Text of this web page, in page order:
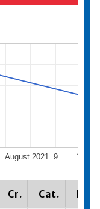
August 2021 9 16
Cr. Cat.